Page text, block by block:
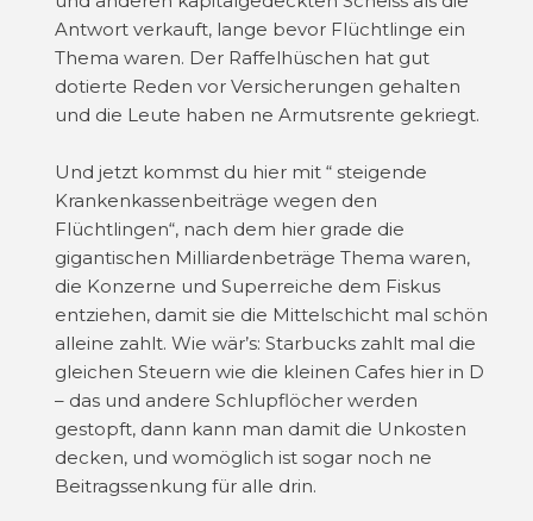
Antwort verkauft, lange bevor Flüchtlinge ein
Thema waren. Der Raffelhüschen hat gut
dotierte Reden vor Versicherungen gehalten
und die Leute haben ne Armutsrente gekriegt.
Und jetzt kommst du hier mit “ steigende
Krankenkassenbeiträge wegen den
Flüchtlingen“, nach dem hier grade die
gigantischen Milliardenbeträge Thema waren,
die Konzerne und Superreiche dem Fiskus
entziehen, damit sie die Mittelschicht mal schön
alleine zahlt. Wie wär’s: Starbucks zahlt mal die
gleichen Steuern wie die kleinen Cafes hier in D
– das und andere Schlupflöcher werden
gestopft, dann kann man damit die Unkosten
decken, und womöglich ist sogar noch ne
Beitragssenkung für alle drin.